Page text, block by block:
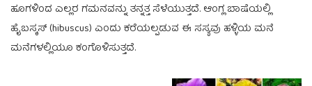
ಹೂಗಳಿಂದ ಎಲ್ಲರ ಗಮನವನ್ನು ತನ್ನತ್ತ ಸೆಳೆಯುತ್ತದೆ. ಆಂಗ್ಲ ಬಾಷೆಯಲ್ಲಿ
ಹೈಬಸ್ಕಸ್ (hibuscus) ಎಂದು ಕರೆಯಲ್ಪಡುವ ಈ ಸಸ್ಯವು ಹಳ್ಳಿಯ ಮನೆ
ಮನೆಗಳಲ್ಲಿಯೂ ಕಂಗೊಳಿಸುತ್ತದೆ.